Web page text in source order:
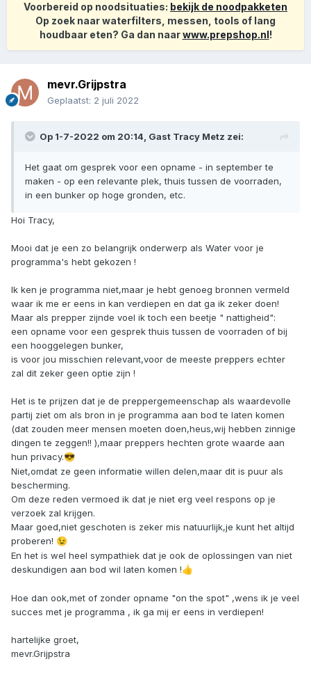
Voorbereid op noodsituaties: bekijk de noodpakketen
Op zoek naar waterfilters, messen, tools of lang
houdbaar eten? Ga dan naarwww.prepshop.nl!
mevr.Grijpstra
Geplaatst: 2 juli 2022
Op 1-7-2022 om 20:14, Gast Tracy Metz zei:
Het gaat om gesprek voor een opname - in september te
maken - op een relevante plek, thuis tussen de voorraden,
in een bunker op hoge gronden, etc.
Hoi Tracy,
Mooi dat je een zo belangrijk onderwerp als Water voor je
programma's hebt gekozen !
Ik ken je programma niet,maar je hebt genoeg bronnen vermeld
waar ik me er eens in kan verdiepen en dat ga ik zeker doen!
Maar als prepper zijnde voel ik toch een beetje " nattigheid":
een opname voor een gesprek thuis tussen de voorraden of bij
een hooggelegen bunker,
is voor jou misschien relevant,voor de meeste preppers echter
zal dit zeker geen optie zijn !
Het is te prijzen dat je de preppergemeenschap als waardevolle
partij ziet om als bron in je programma aan bod te laten komen
(dat zouden meer mensen moeten doen,heus,wij hebben zinnige
dingen te zeggen!! ),maar preppers hechten grote waarde aan
hun privacy.😎
Niet,omdat ze geen informatie willen delen,maar dit is puur als
bescherming.
Om deze reden vermoed ik dat je niet erg veel respons op je
verzoek zal krijgen.
Maar goed,niet geschoten is zeker mis natuurlijk,je kunt het altijd
proberen! 😉
En het is wel heel sympathiek dat je ook de oplossingen van niet
deskundigen aan bod wil laten komen !👍
Hoe dan ook,met of zonder opname "on the spot" ,wens ik je veel
succes met je programma , ik ga mij er eens in verdiepen!
hartelijke groet,
mevr.Grijpstra